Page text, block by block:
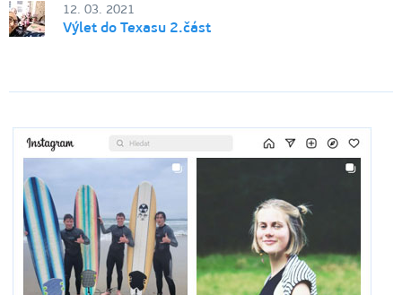
12. 03. 2021
Výlet do Texasu 2.část